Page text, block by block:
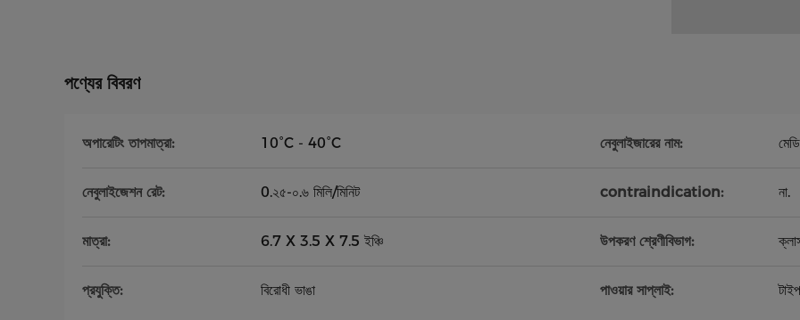
পণ্যের বিবরণ
অপারেটিং তাপমাত্রা: 10°C - 40°C নেবুলাইজারের নাম:
নেবুলাইজেশন রেট: 0.২৫-০.৬ মিলি/মিনিট contraindication: না.
মাত্রা: 6.7 X 3.5 X 7.5 ইঞ্চি উপকরণ শ্রেণীবিভাগ:
প্রযুক্তি: বিরোধী ভাঙা পাওয়ার সাপ্লাই: